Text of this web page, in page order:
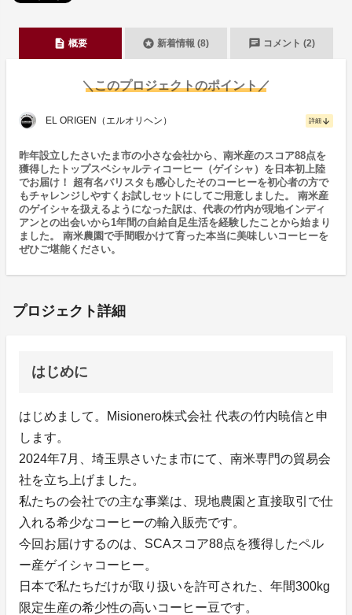
description 概要 stars 新着情報 (8) chat コメント (2)
＼このプロジェクトのポイント／
EL ORIGEN（エルオリヘン） 詳細 arrow_downward
昨年設立したさいたま市の小さな会社から、南米産のスコア88点を
獲得したトップスペシャルティコーヒー（ゲイシャ）を日本初上陸
でお届け！ 超有名バリスタも感心したそのコーヒーを初心者の方で
もチャレンジしやすくお試しセットにしてご用意しました。 南米産
のゲイシャを扱えるようになった訳は、代表の竹内が現地インディ
アンとの出会いから1年間の自給自足生活を経験したことから始まり
ました。 南米農園で手間暇かけて育った本当に美味しいコーヒーを
ぜひご堪能ください。
プロジェクト詳細
はじめに
はじめまして。Misionero株式会社 代表の竹内暁信と申
します。
2024年7月、埼玉県さいたま市にて、南米専門の貿易会
社を立ち上げました。
私たちの会社での主な事業は、現地農園と直接取引で仕
入れる希少なコーヒーの輸入販売です。
今回お届けするのは、SCAスコア88点を獲得したペル
ー産ゲイシャコーヒー。
日本で私たちだけが取り扱いを許可された、年間300kg
限定生産の希少性の高いコーヒー豆です。